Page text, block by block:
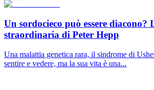
Un sordocieco può essere diacono?
straordinaria di Peter Hepp
Una malattia genetica rara, il sindrome di
sentire e vedere, ma la sua vita è una...